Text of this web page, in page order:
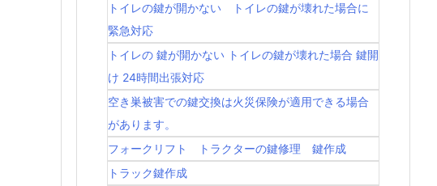
トイレの鍵が開かない トイレの鍵が壊れた場合に
緊急対応
トイレの 鍵が開かない トイレの鍵が壊れた場合 鍵開
け 24時間出張対応
空き巣被害での鍵交換は火災保険が適用できる場合
があります。
フォークリフト トラクターの鍵修理 鍵作成
トラック鍵作成